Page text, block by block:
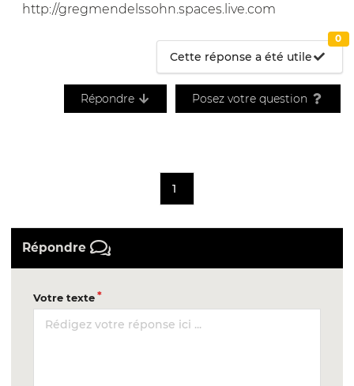
http://gregmendelssohn.spaces.live.com
Cette réponse a été utile
0
Répondre Posez votre question
1
Répondre
Votre texte